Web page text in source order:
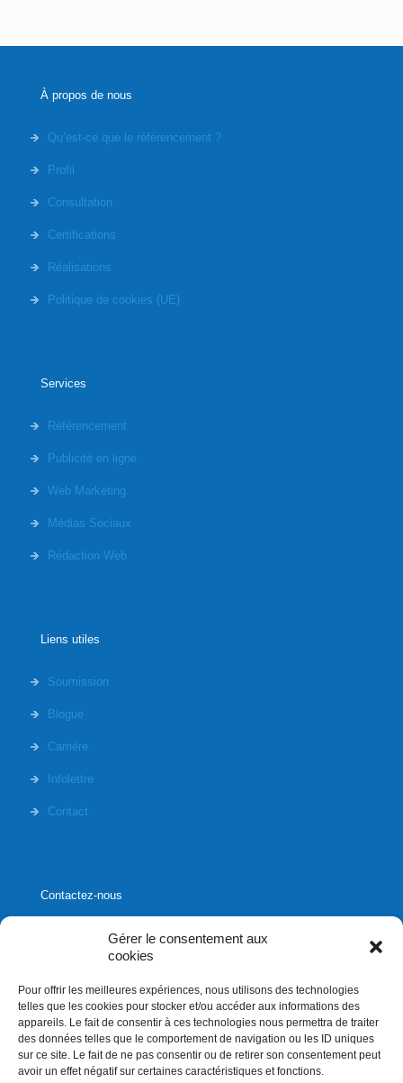
Gérer le consentement aux
cookies
Pour offrir les meilleures expériences, nous utilisons des technologies
telles que les cookies pour stocker et/ou accéder aux informations des
appareils. Le fait de consentir à ces technologies nous permettra de traiter
des données telles que le comportement de navigation ou les ID uniques
sur ce site. Le fait de ne pas consentir ou de retirer son consentement peut
avoir un effet négatif sur certaines caractéristiques et fonctions.
À propos de nous
Qu’est-ce que le référencement ?
Profil
Consultation
Certifications
Réalisations
Politique de cookies (UE)
Services
Référencement
Publicité en ligne
Web Marketing
Médias Sociaux
Rédaction Web
Liens utiles
Soumission
Blogue
Carrière
Infolettre
Contact
Contactez-nous
1020, rue Bouvier, suite 400,
Québec (Québec) G2K 0K9
info[]affluences.ca
418.684.8881